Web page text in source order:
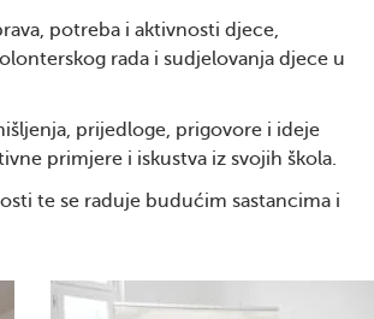
potreba i aktivnosti djece,
rada i sudjelovanja djece u
prijedloge, prigovore i ideje
primjere i iskustva iz svojih škola.
te se raduje budućim sastancima i